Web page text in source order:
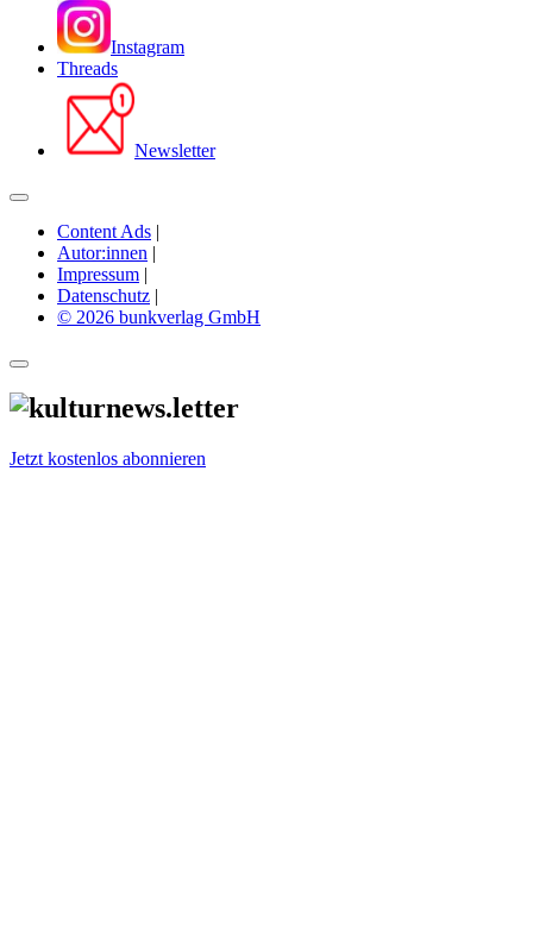
Instagram
Threads
Newsletter
Content Ads |
Autor:innen |
Impressum |
Datenschutz |
© 2026 bunkverlag GmbH
Jetzt kostenlos abonnieren